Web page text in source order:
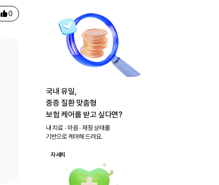
0
국내 유일,
중증 질환 맞춤형
보험 케어를 받고 싶다면?
내 치료 ∙ 마음 ∙ 재정 상태를
기반으로 케어해 드려요.
자세히